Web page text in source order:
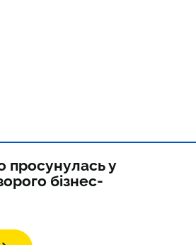
просунулась у
бізнес-